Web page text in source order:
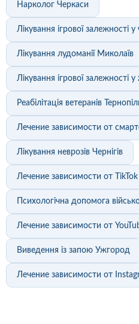
Нарколог Черкаси
Лікування ігрової залежності у
Лікування лудоманії Миколаїв
Лікування ігрової залежності у
Реабілітація ветеранів
Лечение зависимости от
Лікування неврозів Чернігів
Лечение зависимости от TikTok
Психологічна допомога
Лечение зависимости от
Виведення із запою Ужгород
Лечение зависимости от